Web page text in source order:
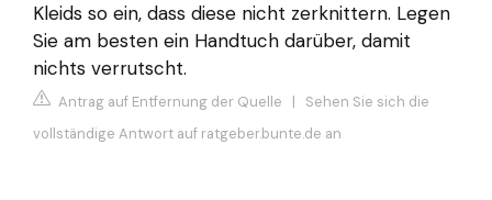
Kleids so ein, dass diese nicht zerknittern. Legen
Sie am besten ein Handtuch darüber, damit
nichts verrutscht.
Antrag auf Entfernung der Quelle | Sehen Sie sich die
vollständige Antwort auf ratgeber.bunte.de an